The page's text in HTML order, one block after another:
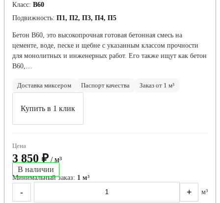
Класс: В60
Подвижность: П1, П2, П3, П4, П5
Бетон B60, это высокопрочная готовая бетонная смесь на
цементе, воде, песке и щебне с указанным классом прочности
для монолитных и инженерных работ. Его также ищут как бетон
В60,…
Доставка миксером Паспорт качества Заказ от 1 м³
Купить в 1 клик
Цена
3 850 ₽ / м³
В наличии
Минимальный заказ: 1 м³
- + м³